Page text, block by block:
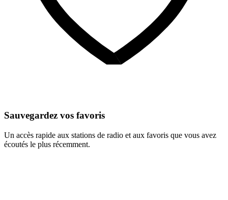
Sauvegardez vos favoris
Un accès rapide aux stations de radio et aux favoris que vous avez
écoutés le plus récemment.